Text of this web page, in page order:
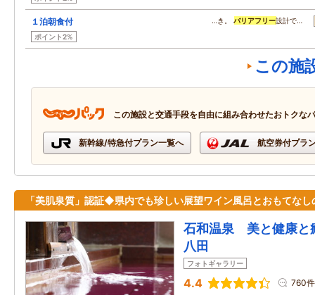
１泊朝食付
ポイント2%
…き。バリアフリー設計で…
この施
この施設と交通手段を自由に組み合わせたおトクな
新幹線/特急付プラン一覧へ 航空券付プラ
「美肌泉質」認証◆県内でも珍しい展望ワイン風呂とおもてなし
石和温泉 美と健康
八田
フォトギャラリー
4.4 760件